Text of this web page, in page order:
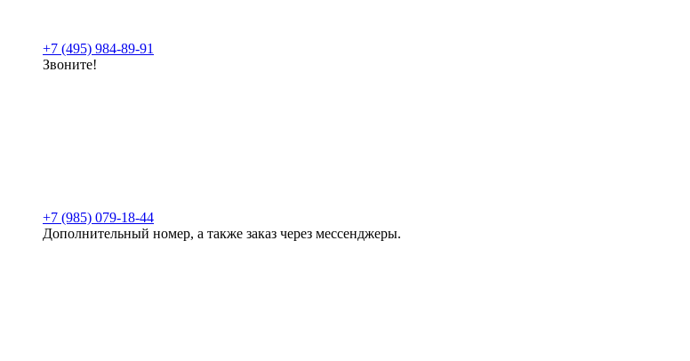
+7 (495) 984-89-91
Звоните!
+7 (985) 079-18-44
Дополнительный номер, а также заказ через мессенджеры.